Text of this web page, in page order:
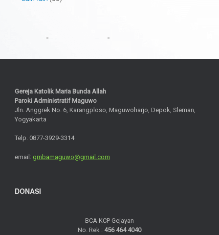
Gereja Katolik Maria Bunda Allah
Paroki Administratif Maguwo
Jln. Anggrek No. 6, Karangploso, Maguwoharjo, Depok, Sleman,
Yogyakarta
Telp. 0877-3929-3314
email: gmbamaguwo@gmail.com
DONASI
BCA KCP Gejayan
No. Rek : 456 464 4040